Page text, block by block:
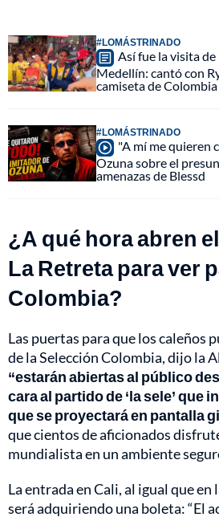
#LOMÁSTRINADO
Así fue la visita de
Medellín: cantó con
camiseta de Colombia
#LOMÁSTRINADO
"A mí me quieren
Ozuna sobre el
amenazas de Blessd
¿A qué hora abren
La Retreta para ver
Colombia?
Las puertas para que los caleños
de la Selección Colombia, dijo la
“estarán abiertas al público
cara al partido de ‘la sele’ que
que se proyectará en pantalla
que cientos de aficionados
mundialista en un ambiente
La entrada en Cali, al igual que en
será adquiriendo una boleta: “El